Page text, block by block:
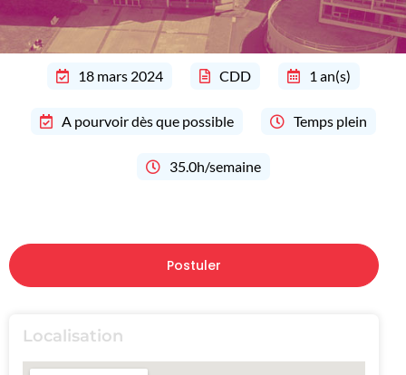
18 mars 2024 CDD 1 an(s)
A pourvoir dès que possible Temps plein
35.0h/semaine
Postuler
Localisation